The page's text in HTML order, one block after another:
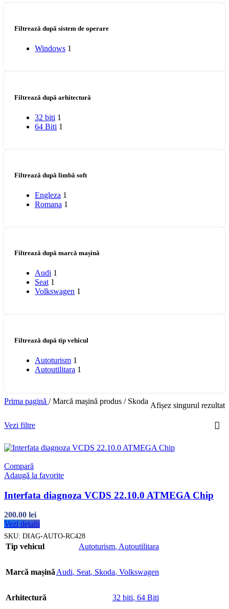
Filtrează după sistem de operare
Windows 1
Filtrează după arhitectură
32 biti 1
64 Biti 1
Filtrează după limbă soft
Engleza 1
Romana 1
Filtrează după marcă mașină
Audi 1
Seat 1
Volkswagen 1
Filtrează după tip vehicul
Autoturism 1
Autoutilitara 1
Prima pagină / Marcă mașină produs / Skoda Afișez singurul rezultat
Vezi filtre
Compară
Adaugă la favorite
Interfata diagnoza VCDS 22.10.0 ATMEGA Chip
200.00 lei
Vezi detalii
SKU: DIAG-AUTO-RC428
Tip vehicul Autoturism, Autoutilitara
Marcă mașinăAudi, Seat, Skoda, Volkswagen
Arhitectură 32 biti, 64 Biti